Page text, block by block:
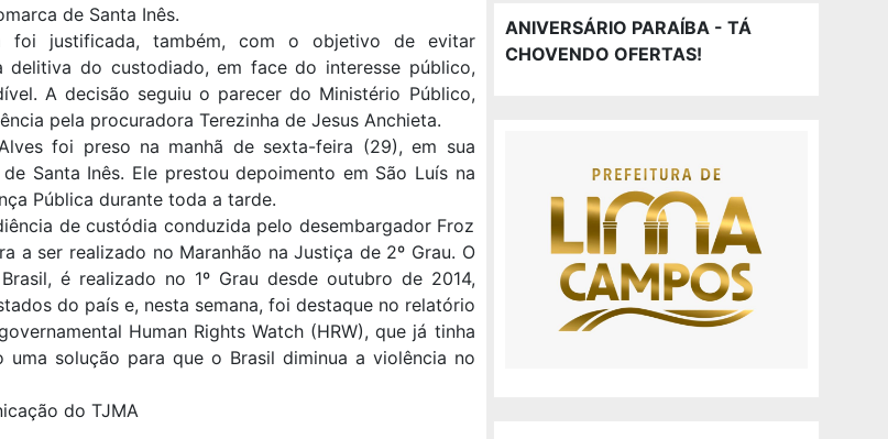
de Santa Inês.
foi justificada, também, com o objetivo de evitar
delitiva do custodiado, em face do interesse público,
A decisão seguiu o parecer do Ministério Público,
pela procuradora Terezinha de Jesus Anchieta.
foi preso na manhã de sexta-feira (29), em sua
Santa Inês. Ele prestou depoimento em São Luís na
Pública durante toda a tarde.
de custódia conduzida pelo desembargador Froz
a ser realizado no Maranhão na Justiça de 2º Grau. O
é realizado no 1º Grau desde outubro de 2014,
do país e, nesta semana, foi destaque no relatório
Human Rights Watch (HRW), que já tinha
uma solução para que o Brasil diminua a violência no
do TJMA
ANIVERSÁRIO PARAÍBA - TÁ
CHOVENDO OFERTAS!